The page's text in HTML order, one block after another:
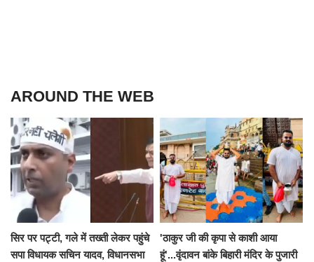
AROUND THE WEB
सिर पर पट्टी, गले में तख्ती लेकर पहुंचे
सपा विधायक सचिन यादव, विधानसभा
'ठाकुर जी की कृपा से काशी आया
हूं'...वृंदावन बांके बिहारी मंदिर के पुजारी